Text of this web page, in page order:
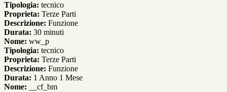
Tipologia: tecnico
Proprieta: Terze Parti
Descrizione: Funzione
Durata: 30 minuti
Nome: ww_p
Tipologia: tecnico
Proprieta: Terze Parti
Descrizione: Funzione
Durata: 1 Anno 1 Mese
Nome: __cf_bm